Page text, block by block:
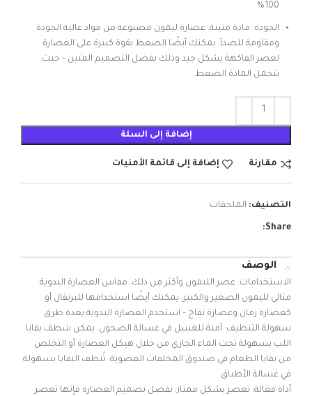
100%
الجودة: مادة متينة. عصارة ليمون مصنوعة من مواد عالية الجودة
ومقاومة للصدأ. يمكنك أيضًا الضغط بقوة كبيرة على العصارة
لعصر الفاكهة بشكل جيد وذلك بفضل التصميم المتين – حيث
تتحمل المادة الضغط
إضافة إلى السلة
مقارنة إضافة إلى قائمة الأمنيات
التصنيف: الملحقات
Share:
الوصف
الاستخدامات: عصر الليمون وأكثر من ذلك. مقاس العصارة اليدوية
مثالي لليمون الصغير والكبير. يمكنك أيضًا استخدامها للبرتقال أو
كعصارة رمان وعصارة تفاح – استخدم العصارة اليدوية بعدة طرق
سهولة التنظيف: آمنة للغسل في غسالة الصحون. يمكن شطف بقايا
اللب بسهولة تحت الماء الجاري من خلال هيكل العصارة أو التخلص
من بقايا الطعام في صندوق المخلفات العضوية. تُنظف البقايا بسهولة
في غسالة الأطباق
أداة فعالة: تعصر بشكل ممتاز. بفضل تصميم العصارة فإنها تعصر